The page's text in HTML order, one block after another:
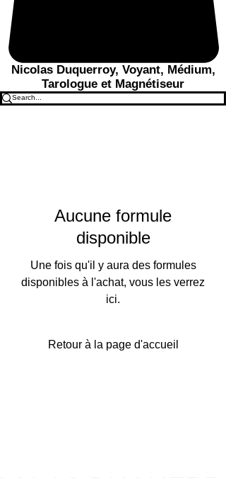
Nicolas Duquerroy, Voyant, Médium,
Tarologue et Magnétiseur
Aucune formule
disponible
Une fois qu'il y aura des formules
disponibles à l'achat, vous les verrez
ici.
Retour à la page d'accueil